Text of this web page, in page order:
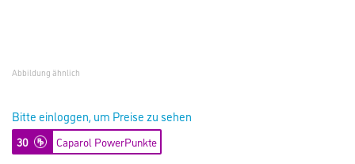
Abbildung ähnlich
Bitte einloggen, um Preise zu sehen
30 Caparol PowerPunkte